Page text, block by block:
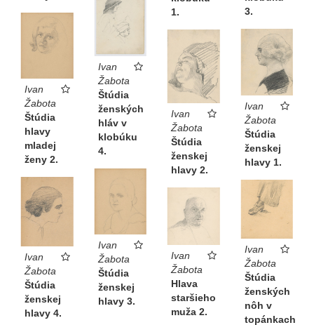
1.
3.
Ivan
Žabota
Štúdia
ženských
hláv v
klobúku
4.
Ivan
Žabota
Štúdia
hlavy
mladej
ženy 2.
Ivan
Žabota
Štúdia
ženskej
hlavy 1.
Ivan
Žabota
Štúdia
ženskej
hlavy 2.
Ivan
Žabota
Štúdia
ženskej
hlavy 3.
Ivan
Žabota
Štúdia
ženskej
hlavy 4.
Ivan
Žabota
Štúdia
ženských
nôh v
topánkach
Ivan
Žabota
Hlava
staršieho
muža 2.